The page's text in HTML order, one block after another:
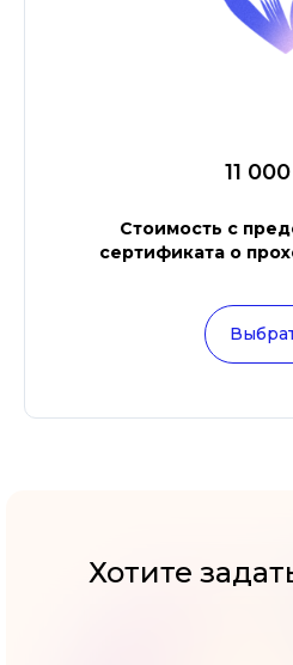
11
Стоимость с
сертификата о
Хотите